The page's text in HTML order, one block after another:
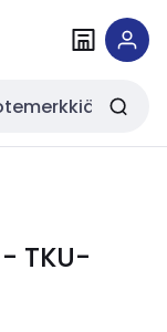
TKU-